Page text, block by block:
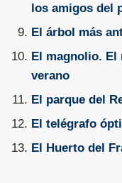
los amigos del
El árbol más
El magnolio. El
verano
El parque del
El telégrafo
El Huerto del